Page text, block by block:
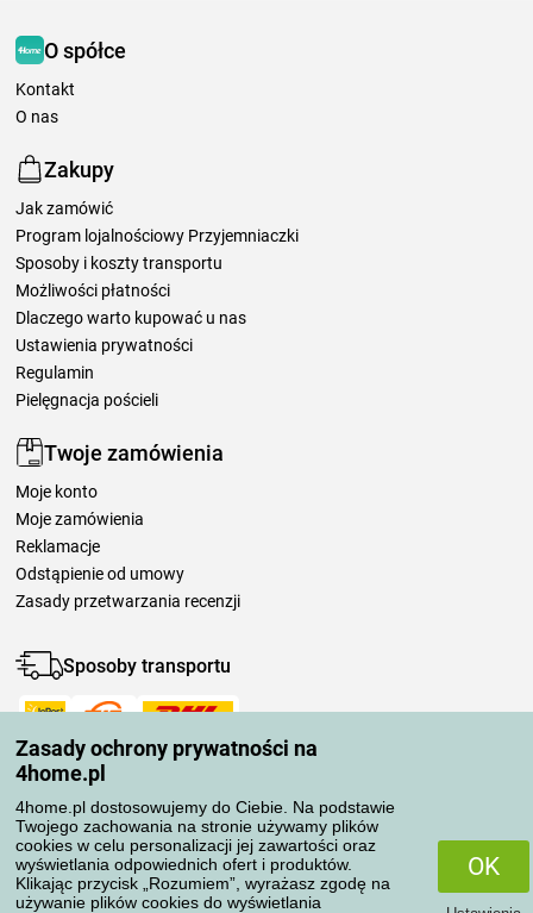
Zasady ochrony prywatności na
4home.pl
4home.pl dostosowujemy do Ciebie. Na podstawie
Twojego zachowania na stronie używamy plików
cookies w celu personalizacji jej zawartości oraz
wyświetlania odpowiednich ofert i produktów.
Klikając przycisk „Rozumiem”, wyrażasz zgodę na
używanie plików cookies do wyświetlania
OK
O spółce
Kontakt
O nas
Zakupy
Jak zamówić
Program lojalnościowy Przyjemniaczki
Sposoby i koszty transportu
Możliwości płatności
Dlaczego warto kupować u nas
Ustawienia prywatności
Regulamin
Pielęgnacja pościeli
Twoje zamówienia
Moje konto
Moje zamówienia
Reklamacje
Odstąpienie od umowy
Zasady przetwarzania recenzji
Sposoby transportu
Metody płatności
Niezawodny sklep